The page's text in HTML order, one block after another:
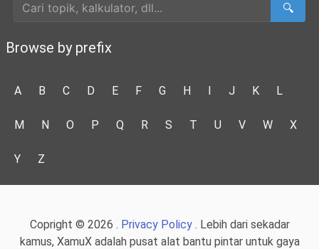
🔍
Browse by prefix
A B C D E F G H I J K L
M N O P Q R S T U V W X
Y Z
Copright © 2026 . Privacy Policy. Lebih dari sekadar
kamus, XamuX adalah pusat alat bantu pintar untuk gaya